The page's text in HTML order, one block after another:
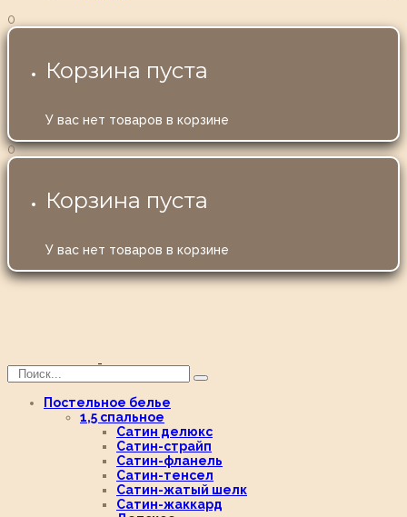
0
Корзина пуста
У вас нет товаров в корзине
0
Корзина пуста
У вас нет товаров в корзине
Постельное белье
1,5 спальное
Сатин делюкс
Сатин-страйп
Сатин-фланель
Сатин-тенсел
Сатин-жатый шелк
Сатин-жаккард